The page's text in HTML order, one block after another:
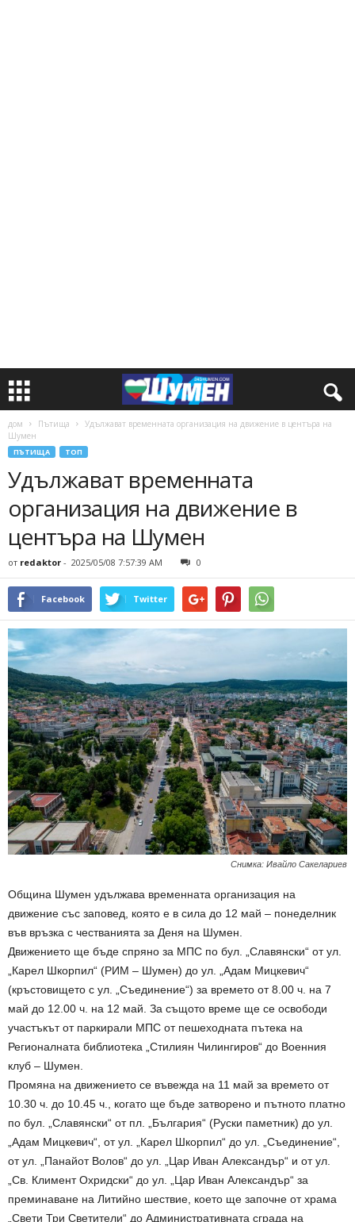
дом Пътища
Удължават временната организация на движение в центъра на
Шумен
ПЪТИЩА ТОП
Удължават временната
организация на движение в
центъра на Шумен
от redaktor - 2025/05/08 7:57:39 AM 0
Facebook Twitter
Снимка: Ивайло Сакелариев
Община Шумен удължава временната организация на
движение със заповед, която е в сила до 12 май – понеделник
във връзка с честванията за Деня на Шумен.
Движението ще бъде спряно за МПС по бул. „Славянски“ от ул.
„Карел Шкорпил“ (РИМ – Шумен) до ул. „Адам Мицкевич“
(кръстовището с ул. „Съединение“) за времето от 8.00 ч. на 7
май до 12.00 ч. на 12 май. За същото време ще се освободи
участъкът от паркирали МПС от пешеходната пътека на
Регионалната библиотека „Стилиян Чилингиров“ до Военния
клуб – Шумен.
Промяна на движението се въвежда на 11 май за времето от
10.30 ч. до 10.45 ч., когато ще бъде затворено и пътното платно
по бул. „Славянски“ от пл. „България“ (Руски паметник) до ул.
„Адам Мицкевич“, от ул. „Карел Шкорпил“ до ул. „Съединение“,
от ул. „Панайот Волов“ до ул. „Цар Иван Александър“ и от ул.
„Св. Климент Охридски“ до ул. „Цар Иван Александър“ за
преминаване на Литийно шествие, което ще започне от храма
„Свети Три Светители“ до Административната сграда на